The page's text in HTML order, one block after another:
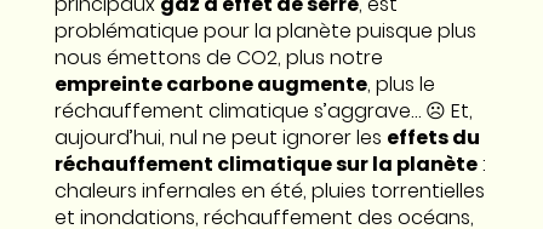
problématique pour la planète puisque plus
nous émettons de CO2, plus notre
empreinte carbone augmente, plus le
réchauffement climatique s’aggrave… ☹️ Et,
aujourd’hui, nul ne peut ignorer les effets du
réchauffement climatique sur la planète:
chaleurs infernales en été, pluies torrentielles
et inondations, réchauffement des océans,